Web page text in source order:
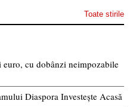
Toate stirile
cu dobânzi neimpozabile
Diaspora Investește Acasă